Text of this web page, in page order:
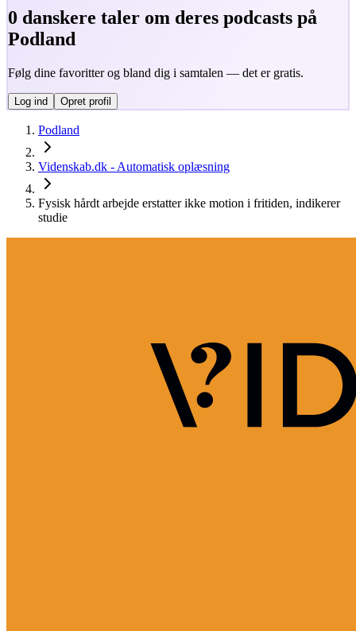
0 danskere taler om deres podcasts på
Podland
Følg dine favoritter og bland dig i samtalen — det er gratis.
Log ind Opret profil
Podland
Videnskab.dk - Automatisk oplæsning
Fysisk hårdt arbejde erstatter ikke motion i fritiden, indikerer
studie